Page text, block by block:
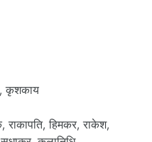
कृशकाय
हिमकर, राकेश,